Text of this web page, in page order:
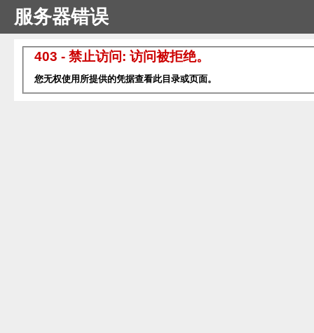
服务器错误
403 - 禁止访问: 访问被拒绝。
您无权使用所提供的凭据查看此目录或页面。